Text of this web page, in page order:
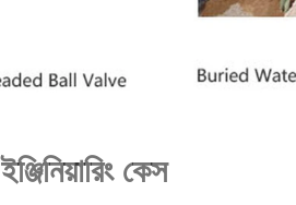
ইঞ্জিনিয়ারিং কেস